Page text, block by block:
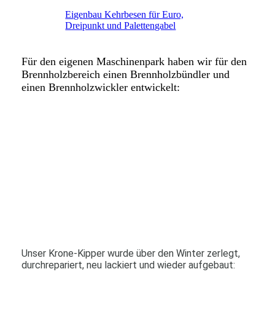
Eigenbau Kehrbesen für Euro,
Dreipunkt und Palettengabel
Für den eigenen Maschinenpark haben wir für den
Brennholzbereich einen Brennholzbündler und
einen Brennholzwickler entwickelt:
Unser Krone-Kipper wurde über den Winter zerlegt,
durchrepariert, neu lackiert und wieder aufgebaut: